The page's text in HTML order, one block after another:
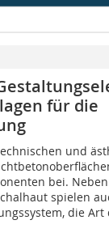
für die
und
bei.
spielen
die